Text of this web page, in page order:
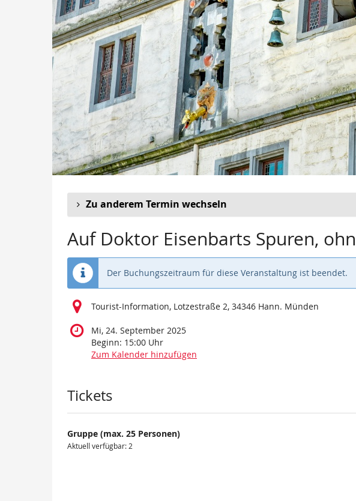
Zu anderem Termin wechseln
Auf Doktor Eisenbarts Spuren,
Der Buchungszeitraum für diese Veranstaltung ist beendet.
Tourist-Information, Lotzestraße 2, 34346 Hann. Münden
Mi, 24. September 2025
Beginn: 15:00 Uhr
Zum Kalender hinzufügen
Produkte
Tickets
Gruppe (max. 25 Personen)
Aktuell verfügbar: 2